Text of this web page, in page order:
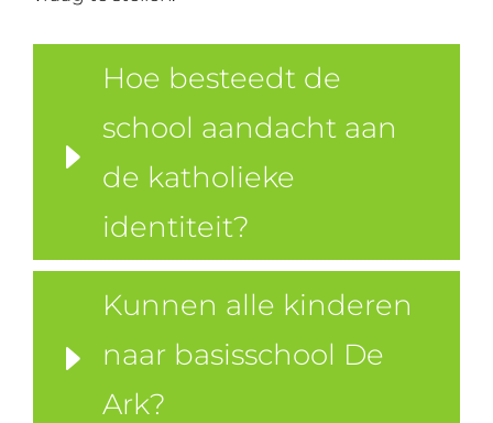
Hoe besteedt de
school aandacht aan
de katholieke
identiteit?
Kunnen alle kinderen
naar basisschool De
Ark?